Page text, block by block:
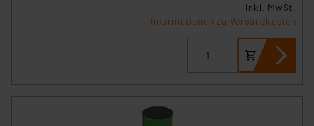
inkl. MwSt.
Informationen zu Versandkosten